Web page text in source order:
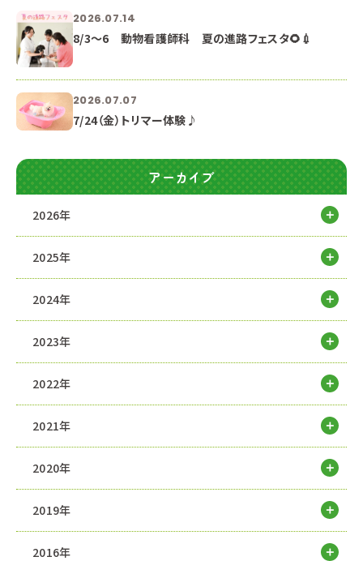
2026.07.14
8/3～6 動物看護師科 夏の進路フェスタ🌻💉
2026.07.07
7/24（金）トリマー体験♪
アーカイブ
2026年
2025年
2024年
2023年
2022年
2021年
2020年
2019年
2016年